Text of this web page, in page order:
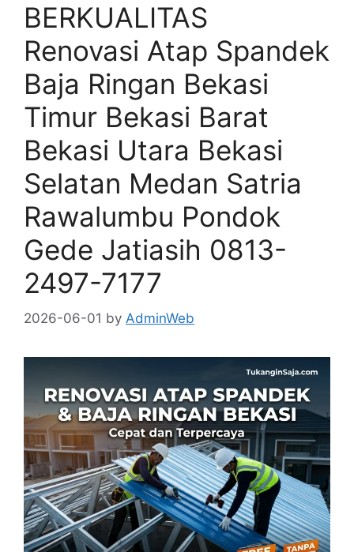
BERKUALITAS
Renovasi Atap Spandek
Baja Ringan Bekasi
Timur Bekasi Barat
Bekasi Utara Bekasi
Selatan Medan Satria
Rawalumbu Pondok
Gede Jatiasih 0813-
2497-7177
2026-06-01 by AdminWeb